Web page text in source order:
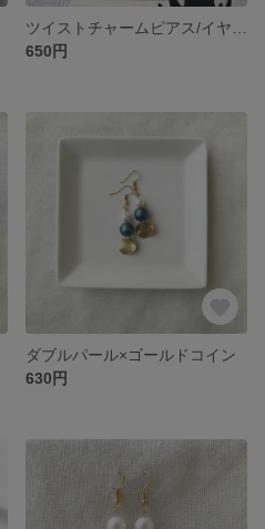
650円
ダブルパール×ゴールドコイン
630円